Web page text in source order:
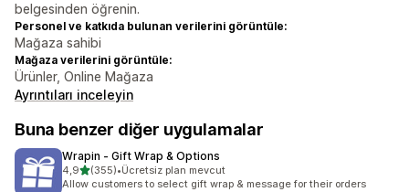
belgesinden öğrenin.
Personel ve katkıda bulunan verilerini görüntüle:
Mağaza sahibi
Mağaza verilerini görüntüle:
Ürünler, Online Mağaza
Ayrıntıları inceleyin
Buna benzer diğer uygulamalar
Wrapin ‑ Gift Wrap & Options
4,95 yıldız üzerinden
(355)
toplam 355 değerlendirme
•Ücretsiz plan mevcut
Allow customers to select gift wrap & message for their orders